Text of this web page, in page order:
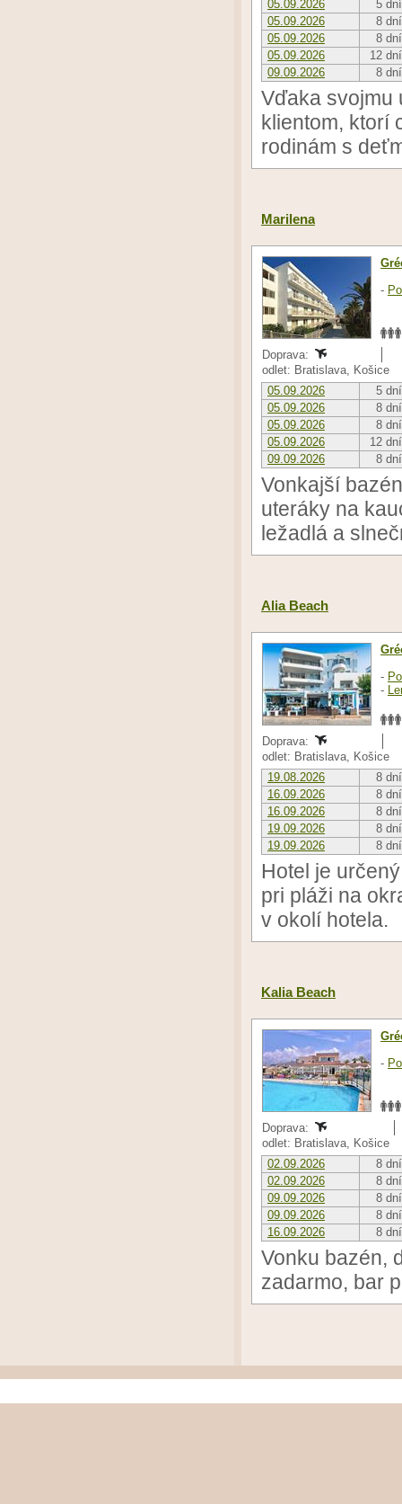
05.09.2026
5 dní
05.09.2026
8 dní
05.09.2026
8 dní
05.09.2026
12 dní
09.09.2026
8 dní
Vďaka svojmu
klientom, ktorí
rodinám s
Marilena
-
Doprava:
odlet: Bratislava, Košice
05.09.2026
5 dní
05.09.2026
8 dní
05.09.2026
8 dní
05.09.2026
12 dní
09.09.2026
8 dní
Vonkajší
uteráky na
ležadlá a
Alia Beach
-
-
Doprava:
odlet: Bratislava, Košice
19.08.2026
8 dní
16.09.2026
8 dní
16.09.2026
8 dní
19.09.2026
8 dní
19.09.2026
8 dní
Hotel je
pri pláži na
v okolí hotela.
Kalia Beach
-
Doprava:
odlet: Bratislava, Košice
02.09.2026
8 dní
02.09.2026
8 dní
09.09.2026
8 dní
09.09.2026
8 dní
16.09.2026
8 dní
Vonku bazén,
zadarmo, bar